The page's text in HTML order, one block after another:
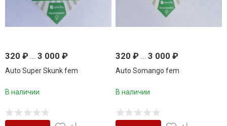
320 ₽ ... 3 000 ₽
Auto Super Skunk fem
В наличии
320₽ ... 3 000₽
Auto Somango fem
В наличии